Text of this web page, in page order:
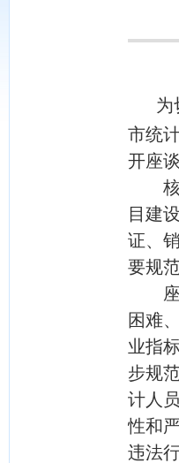
为
市统
开座谈
核查
目建
证、
要规
座谈
困难
业指
步规
计人
性和
违法行